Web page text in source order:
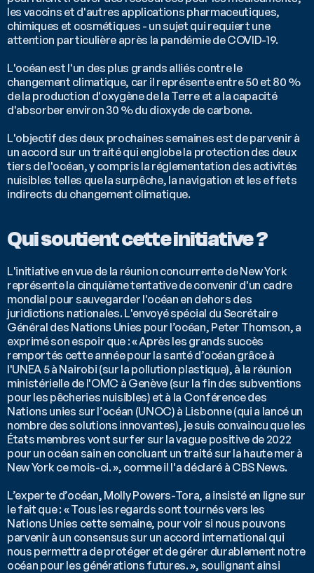
les vaccins et d'autres applications pharmaceutiques,
chimiques et cosmétiques - un sujet qui requiert une
attention particulière après la pandémie de COVID-19.
L'océan est l'un des plus grands alliés contre le
changement climatique, car il représente entre 50 et 80 %
de la production d'oxygène de la Terre et a la capacité
d'absorber environ 30 % du dioxyde de carbone.
L'objectif des deux prochaines semaines est de parvenir à
un accord sur un traité qui englobe la protection des deux
tiers de l'océan, y compris la réglementation des activités
nuisibles telles que la surpêche, la navigation et les effets
indirects du changement climatique.
Qui soutient cette initiative ?
L'initiative en vue de la réunion concurrente de New York
représente la cinquième tentative de convenir d'un cadre
mondial pour sauvegarder l'océan en dehors des
juridictions nationales. L'envoyé spécial du Secrétaire
Général des Nations Unies pour l’océan, Peter Thomson, a
exprimé son espoir que : « Après les grands succès
remportés cette année pour la santé d’océan grâce à
l'UNEA 5 à Nairobi (sur la pollution plastique), à la réunion
ministérielle de l'OMC à Genève (sur la fin des subventions
pour les pêcheries nuisibles) et à la Conférence des
Nations unies sur l’océan (UNOC) à Lisbonne (qui a lancé un
nombre des solutions innovantes), je suis convaincu que les
États membres vont surfer sur la vague positive de 2022
pour un océan sain en concluant un traité sur la haute mer à
New York ce mois-ci. », comme il l'a déclaré à CBS News.
L’experte d’océan, Molly Powers-Tora, a insisté en ligne sur
le fait que : « Tous les regards sont tournés vers les
Nations Unies cette semaine, pour voir si nous pouvons
parvenir à un consensus sur un accord international qui
nous permettra de protéger et de gérer durablement notre
océan pour les générations futures. », soulignant ainsi